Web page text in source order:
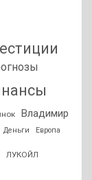
Владимир
Деньги Европа
ЛУКОЙЛ